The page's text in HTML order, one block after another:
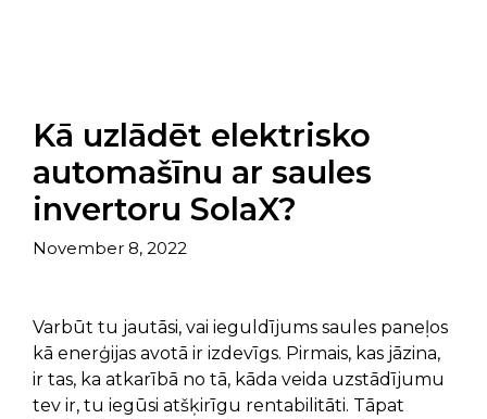
Kā uzlādēt elektrisko
automašīnu ar saules
invertoru SolaX?
November 8, 2022
Varbūt tu jautāsi, vai ieguldījums saules paneļos
kā enerģijas avotā ir izdevīgs. Pirmais, kas jāzina,
ir tas, ka atkarībā no tā, kāda veida uzstādījumu
tev ir, tu iegūsi atšķirīgu rentabilitāti. Tāpat